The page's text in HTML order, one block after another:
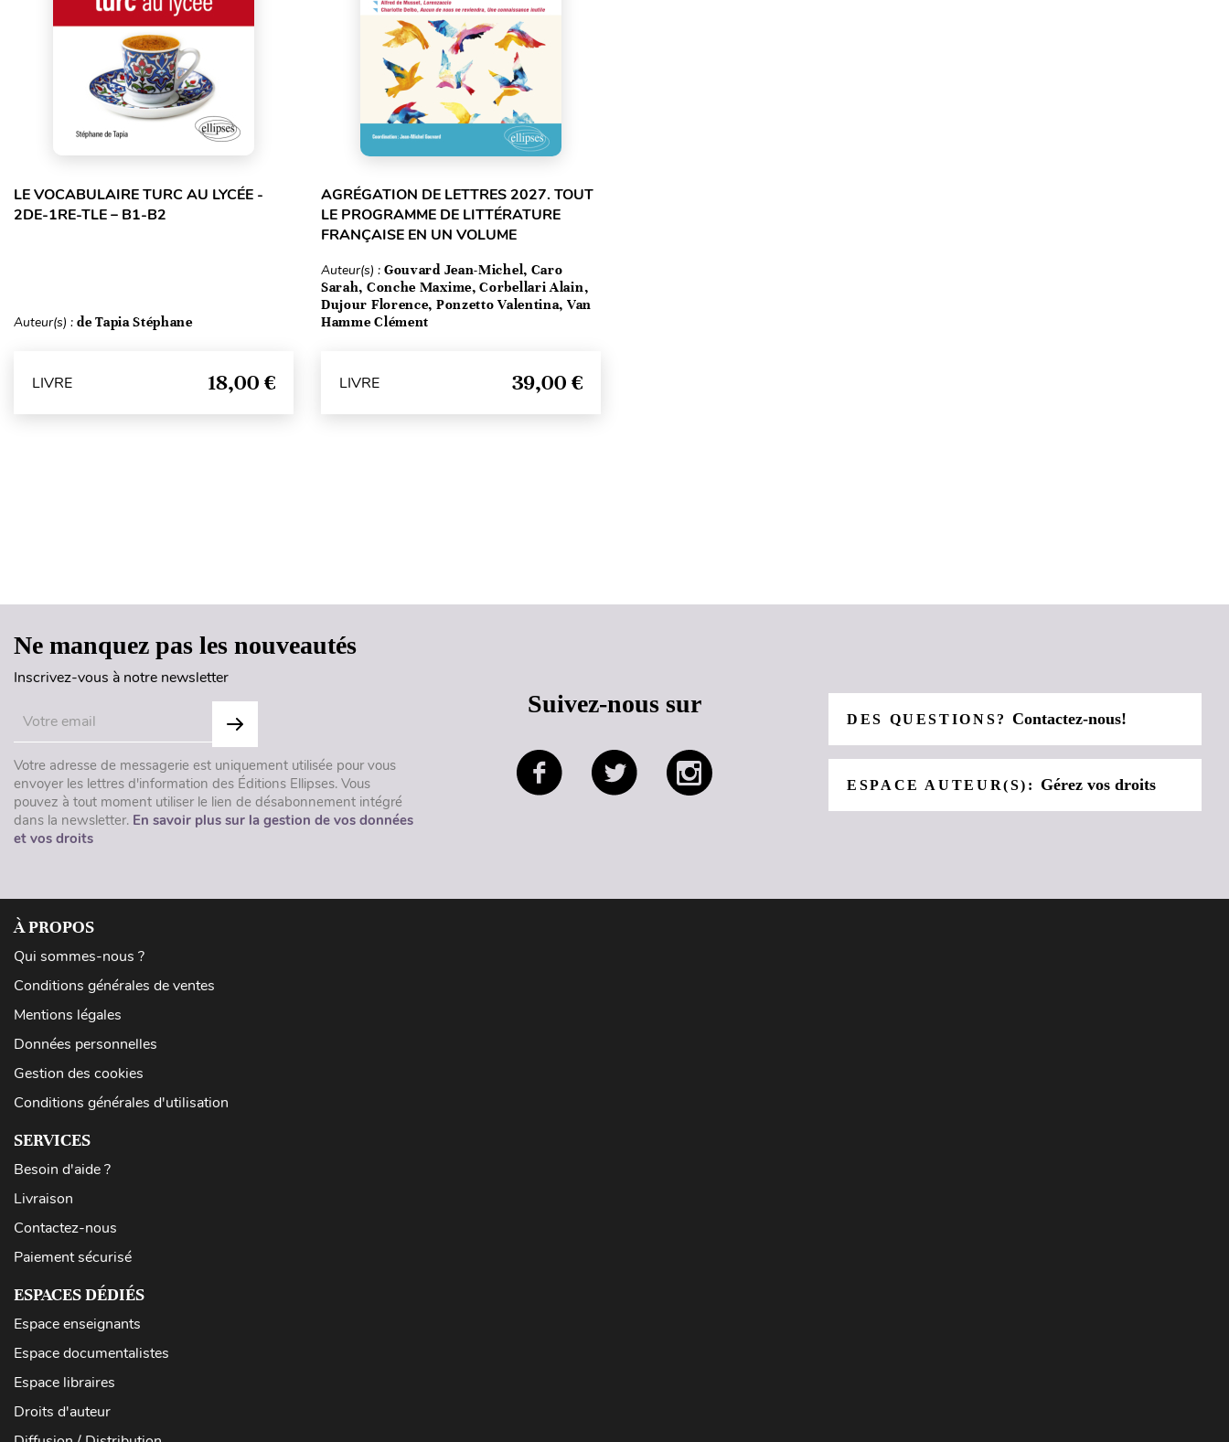
LE VOCABULAIRE TURC AU LYCÉE -
2DE-1RE-TLE – B1-B2
Auteur(s) : de Tapia Stéphane
LIVRE 18,00 €
AGRÉGATION DE LETTRES 2027. TOUT
LE PROGRAMME DE LITTÉRATURE
FRANÇAISE EN UN VOLUME
Auteur(s) : Gouvard Jean-Michel, Caro
Sarah, Conche Maxime, Corbellari Alain,
Dujour Florence, Ponzetto Valentina, Van
Hamme Clément
LIVRE 39,00 €
Ne manquez pas les nouveautés
Inscrivez-vous à notre newsletter
Votre adresse de messagerie est uniquement utilisée pour vous
envoyer les lettres d'information des Éditions Ellipses. Vous
pouvez à tout moment utiliser le lien de désabonnement intégré
dans la newsletter. En savoir plus sur la gestion de vos données
et vos droits
Suivez-nous sur
DES QUESTIONS?Contactez-nous!
ESPACE AUTEUR(S): Gérez vos droits
À PROPOS
Qui sommes-nous ?
Conditions générales de ventes
Mentions légales
Données personnelles
Gestion des cookies
Conditions générales d'utilisation
SERVICES
Besoin d'aide ?
Livraison
Contactez-nous
Paiement sécurisé
ESPACES DÉDIÉS
Espace enseignants
Espace documentalistes
Espace libraires
Droits d'auteur